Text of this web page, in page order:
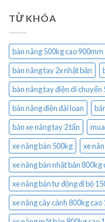
TỪ KHÓA
bàn nâng 500kg cao 900mm
bàn nâng tay 2x nhật bản
bàn nâng tay điện di chuyển
bàn nâng điện đài loan
bán xe nâng tay 2 tấn
xe nâng bàn 500kg
xe
xe nâng bàn nhật bản 800kg
xe nâng bán tự động đi bộ
xe nâng cây cảnh 800kg cao